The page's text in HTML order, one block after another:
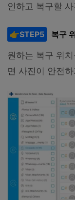
인하고 복구할
👉STEP5 복구
원하는 복구 위
면 사진이 안전